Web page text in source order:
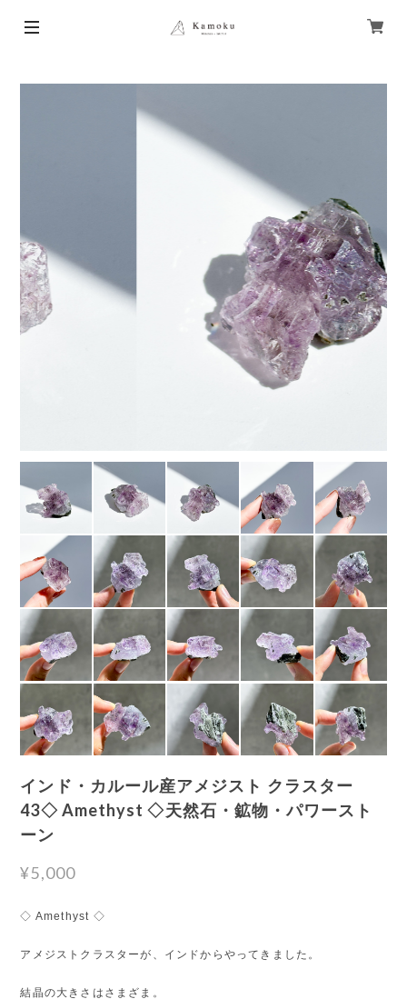
インド・カルール産アメジスト クラスター
43◇ Amethyst ◇天然石・鉱物・パワースト
ーン
¥5,000
◇ Amethyst ◇
アメジストクラスターが、インドからやってきました。
結晶の大きさはさまざま。